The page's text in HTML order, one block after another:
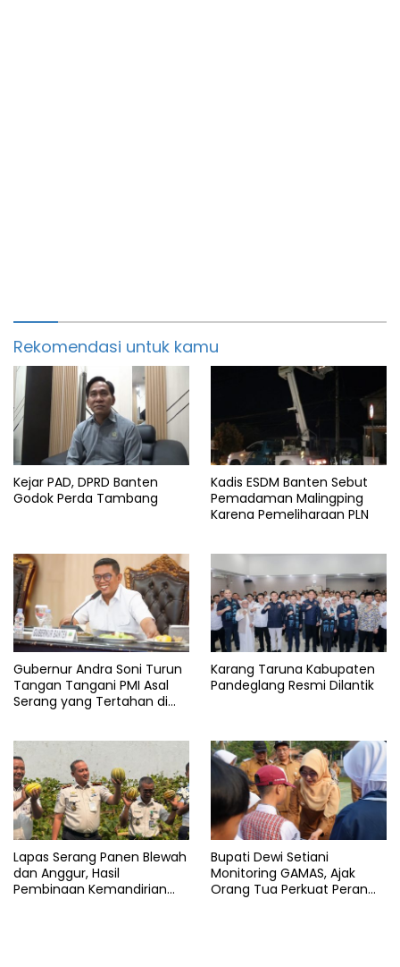
Rekomendasi untuk kamu
Kejar PAD, DPRD Banten
Godok Perda Tambang
Kadis ESDM Banten Sebut
Pemadaman Malingping
Karena Pemeliharaan PLN
Gubernur Andra Soni Turun
Tangan Tangani PMI Asal
Serang yang Tertahan di
Karang Taruna Kabupaten
Pandeglang Resmi Dilantik
Lapas Serang Panen Blewah
dan Anggur, Hasil
Pembinaan Kemandirian
Bupati Dewi Setiani
Monitoring GAMAS, Ajak
Orang Tua Perkuat Peran